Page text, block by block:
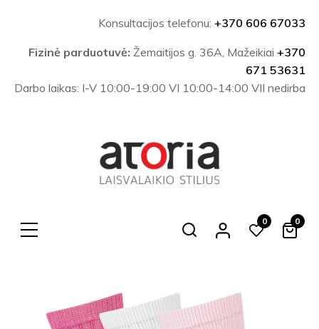
Konsultacijos telefonu: +370 606 67033
Fizinė parduotuvė: Žemaitijos g. 36A, Mažeikiai +370
671 53631
Darbo laikas: I-V 10:00-19:00 VI 10:00-14:00 VII nedirba
Search
0 0